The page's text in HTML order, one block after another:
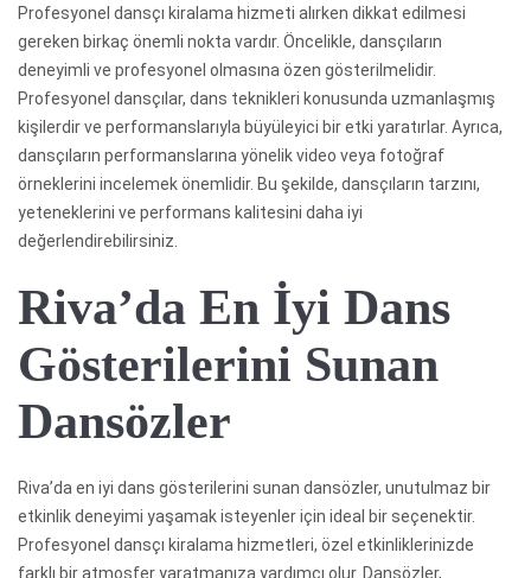
Profesyonel dansçı kiralama hizmeti alırken dikkat edilmesi
gereken birkaç önemli nokta vardır. Öncelikle, dansçıların
deneyimli ve profesyonel olmasına özen gösterilmelidir.
Profesyonel dansçılar, dans teknikleri konusunda uzmanlaşmış
kişilerdir ve performanslarıyla büyüleyici bir etki yaratırlar. Ayrıca,
dansçıların performanslarına yönelik video veya fotoğraf
örneklerini incelemek önemlidir. Bu şekilde, dansçıların tarzını,
yeteneklerini ve performans kalitesini daha iyi
değerlendirebilirsiniz.
Riva’da En İyi Dans
Gösterilerini Sunan
Dansözler
Riva’da en iyi dans gösterilerini sunan dansözler, unutulmaz bir
etkinlik deneyimi yaşamak isteyenler için ideal bir seçenektir.
Profesyonel dansçı kiralama hizmetleri, özel etkinliklerinizde
farklı bir atmosfer yaratmanıza yardımcı olur. Dansözler,